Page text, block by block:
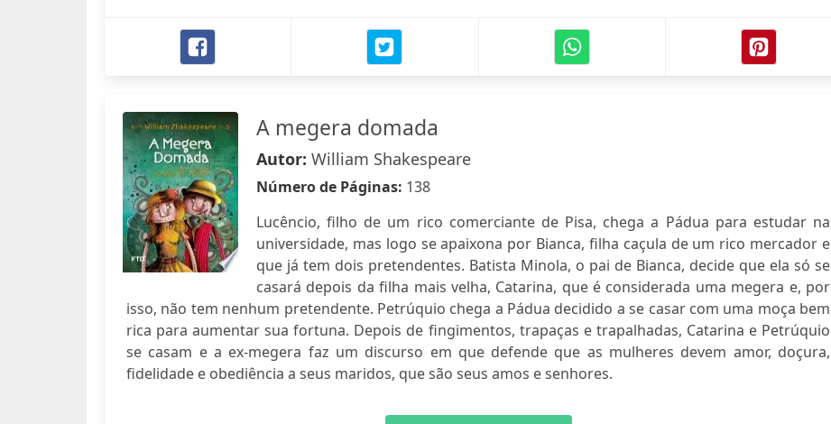
A megera domada
Autor: William Shakespeare
Número de Páginas: 138
Lucêncio, filho de um rico comerciante de Pisa, chega a Pádua para estudar na
universidade, mas logo se apaixona por Bianca, filha caçula de um rico mercador e
que já tem dois pretendentes. Batista Minola, o pai de Bianca, decide que ela só se
casará depois da filha mais velha, Catarina, que é considerada uma megera e, por
isso, não tem nenhum pretendente. Petrúquio chega a Pádua decidido a se casar com uma moça bem
rica para aumentar sua fortuna. Depois de fingimentos, trapaças e trapalhadas, Catarina e Petrúquio
se casam e a ex-megera faz um discurso em que defende que as mulheres devem amor, doçura,
fidelidade e obediência a seus maridos, que são seus amos e senhores.